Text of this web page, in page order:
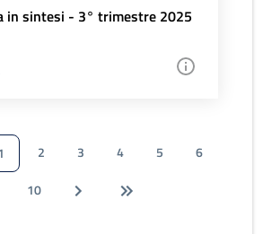
in sintesi - 3° trimestre 2025
2 3 4 5
6
10